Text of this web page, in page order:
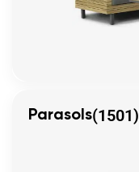
Parasols(1501)